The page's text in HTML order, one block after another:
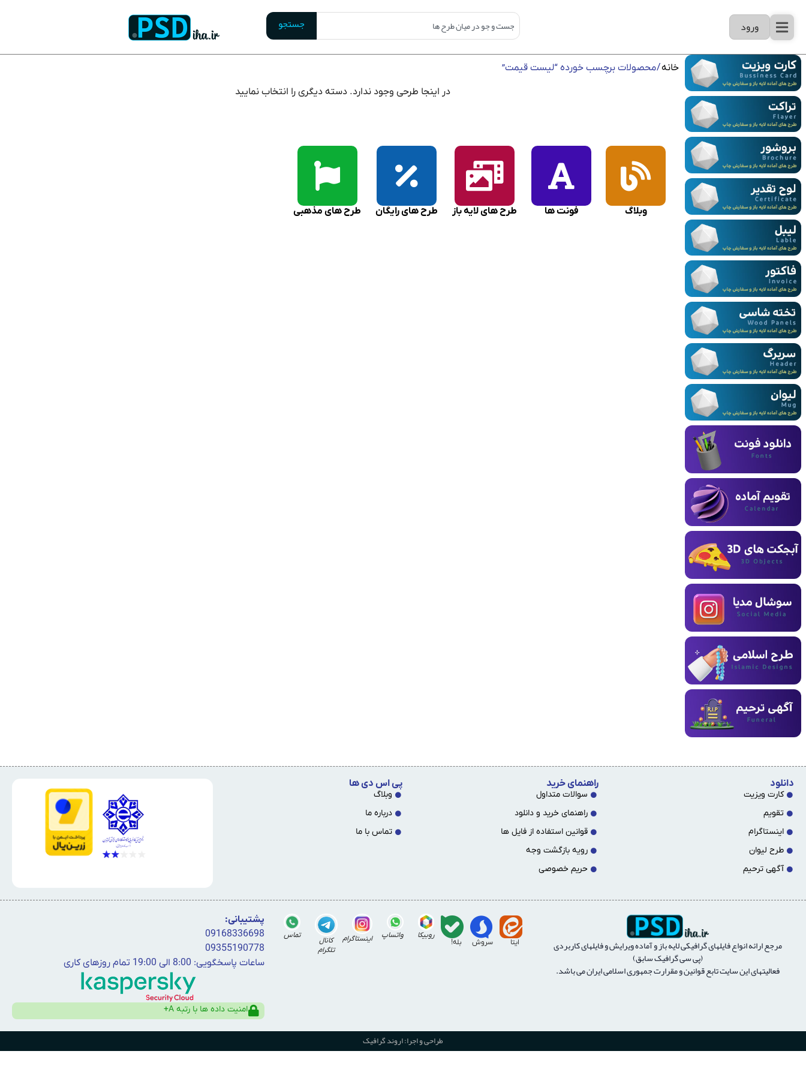
ورود جستجو
خانه/ محصولات برچسب خورده “لیست قیمت”
در اینجا طرحی وجود ندارد. دسته دیگری را انتخاب نمایید
وبلاگ فونت ها طرح های لایه باز طرح های رایگان طرح های مذهبی
دانلود
کارت ویزیت
تقویم
اینستاگرام
طرح لیوان
آگهی ترحیم
راهنمای خرید
سوالات متداول
راهنمای خرید و دانلود
قوانین استفاده از فایل ها
رویه بازگشت وجه
حریم خصوصی
پی اس دی ها
وبلاگ
درباره ما
تماس با ما
مرجع ارائه انواع فايلهای گرافيكی لايه باز و آماده ويرايش و فايلهای كاربردی
(پی سی گرافیک سابق)
فعالیتهای این سایت تابع قوانین و مقرارت جمهوری اسلامی ایران می باشد.
ایتا سروش بله!
روبیکا واتساپ اینستاگرام
کانال
تلگرام
تماس
پشتیبانی:
09168336698
09355190778
ساعات پاسخگویی: 8:00 الی 19:00 تمام روزهای کاری
امنیت داده ها با رتبه A+
طراحی و اجرا: اروند گرافیک